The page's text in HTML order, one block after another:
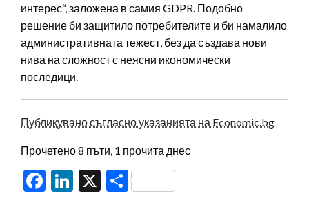
интерес“, заложена в самия GDPR. Подобно
решение би защитило потребителите и би намалило
административната тежест, без да създава нови
нива на сложност с неясни икономически
последици.
Публикувано съгласно указанията на Economic.bg
Прочетено 8 пъти, 1 прочита днес
Facebook
LinkedIn
X Share